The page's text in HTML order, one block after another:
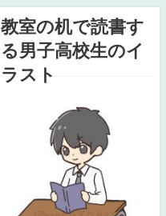
教室の机で読書す
る男子高校生のイ
ラスト